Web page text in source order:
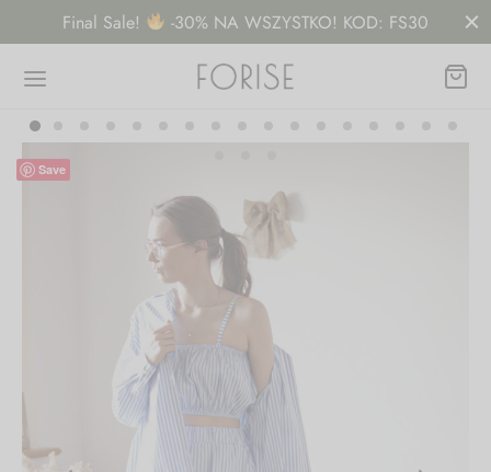
Final Sale! -30% NA WSZYSTKO! KOD: FS30
Save
spodnie, spodenki